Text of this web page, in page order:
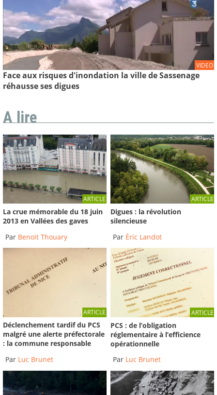
VIDEO
Face aux risques d'inondation la ville de Sassenage
réhausse ses digues
A lire
ARTICLE
La crue mémorable du 18 juin
2013 en Vallées des gaves
Par Benoit Thouary
ARTICLE
Digues : la révolution
silencieuse
Par Éric Landot
ARTICLE
Déclenchement tardif du PCS
malgré une alerte préfectorale
: la commune responsable
Par Luc Brunet
ARTICLE
PCS : de l’obligation
réglementaire à l’efficience
opérationnelle
Par Luc Brunet